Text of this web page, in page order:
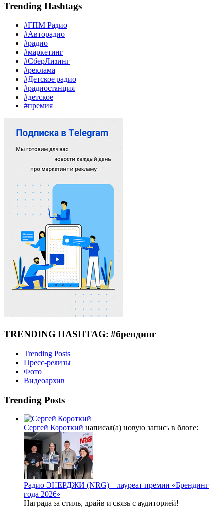
Trending Hashtags
#ГПМ Радио
#Авторадио
#радио
#маркетинг
#СберЛизинг
#реклама
#Детское радио
#радиостанция
#детское
#премия
TRENDING HASHTAG: #брендинг
Trending Posts
Пресс-релизы
Фото
Видеоархив
Trending Posts
Сергей Короткий написал(а) новую запись в блоге:
Радио ЭНЕРДЖИ (NRG) – лауреат премии «Брендинг
года 2026»
Награда за стиль, драйв и связь с аудиторией!